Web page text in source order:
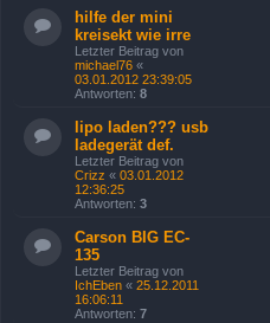
hilfe der mini
kreisekt wie irre
Letzter Beitrag von
michael76 «
03.01.2012 23:39:05
Antworten: 8
lipo laden??? usb
ladegerät def.
Letzter Beitrag von
Crizz « 03.01.2012
12:36:25
Antworten: 3
Carson BIG EC-
135
Letzter Beitrag von
IchEben « 25.12.2011
16:06:11
Antworten: 7